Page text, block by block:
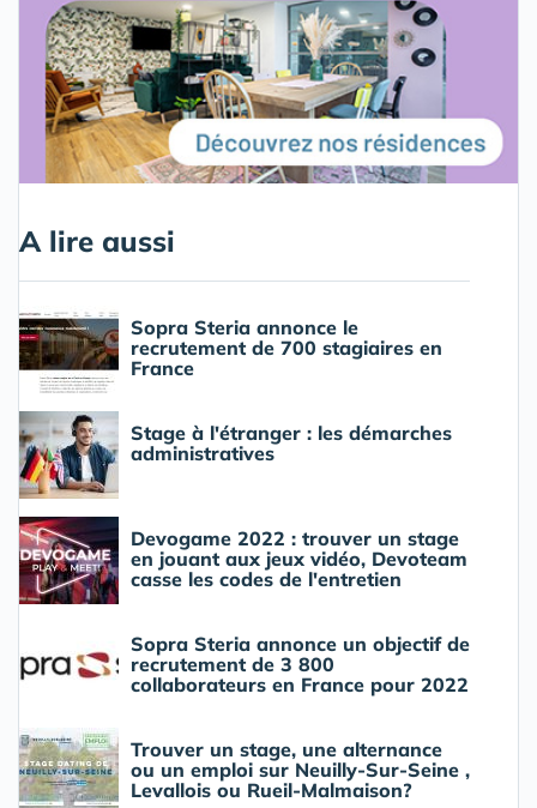
A lire aussi
Sopra Steria annonce le
recrutement de 700 stagiaires en
France
Stage à l'étranger : les démarches
administratives
Devogame 2022 : trouver un stage
en jouant aux jeux vidéo, Devoteam
casse les codes de l'entretien
Sopra Steria annonce un objectif de
recrutement de 3 800
collaborateurs en France pour 2022
Trouver un stage, une alternance
ou un emploi sur Neuilly-Sur-Seine ,
Levallois ou Rueil-Malmaison?